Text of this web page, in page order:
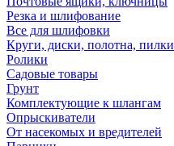
Резка и шлифование
Все для шлифовки
Круги, диски, полотна, пилки
Ролики
Садовые товары
Грунт
Комплектующие к шлангам
Опрыскиватели
От насекомых и вредителей